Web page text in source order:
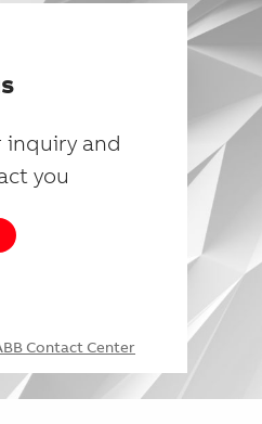
inquiry and
you
Contact Center